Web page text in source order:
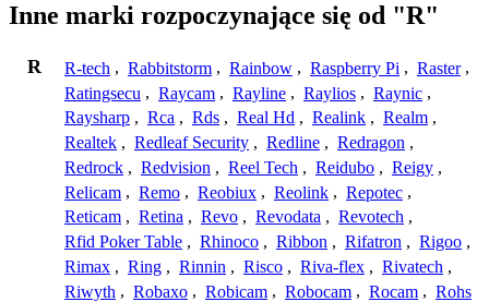
Inne marki rozpoczynające się od "R"
R R-tech , Rabbitstorm , Rainbow , Raspberry Pi , Raster ,
Ratingsecu , Raycam , Rayline , Raylios , Raynic ,
Raysharp , Rca , Rds , Real Hd , Realink , Realm ,
Realtek , Redleaf Security , Redline , Redragon ,
Redrock , Redvision , Reel Tech , Reidubo , Reigy ,
Relicam , Remo , Reobiux , Reolink , Repotec ,
Reticam , Retina , Revo , Revodata , Revotech ,
Rfid Poker Table , Rhinoco , Ribbon , Rifatron , Rigoo ,
Rimax , Ring , Rinnin , Risco , Riva-flex , Rivatech ,
Riwyth , Robaxo , Robicam , Robocam , Rocam , Rohs